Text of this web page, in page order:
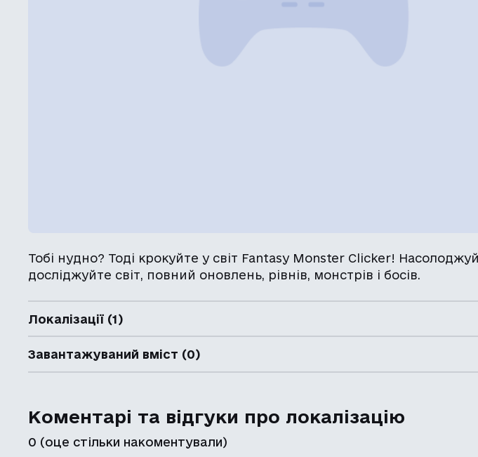
Тобі нудно? Тоді крокуйте у світ Fantasy Monster Clicker!
досліджуйте світ, повний оновлень, рівнів, монстрів і босів.
Локалізації (1)
Завантажуваний вміст (0)
Коментарі та відгуки про локалізацію
0 (оце стільки накоментували)